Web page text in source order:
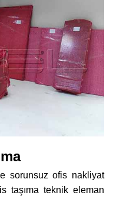
sorunsuz ofis nakliyat
taşıma teknik eleman